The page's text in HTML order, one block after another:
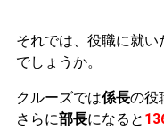
それでは、役職に就
でしょうか。
クルーズでは係長の役
さらに部長になると